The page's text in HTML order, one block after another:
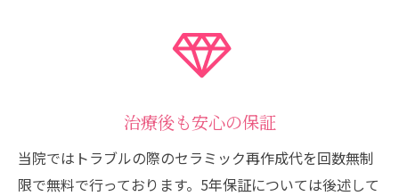
治療後も安心の保証
当院ではトラブルの際のセラミック再作成代を回数無制
限で無料で行っております。5年保証については後述して